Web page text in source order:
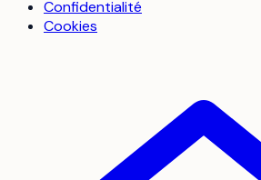
Confidentialité
Cookies